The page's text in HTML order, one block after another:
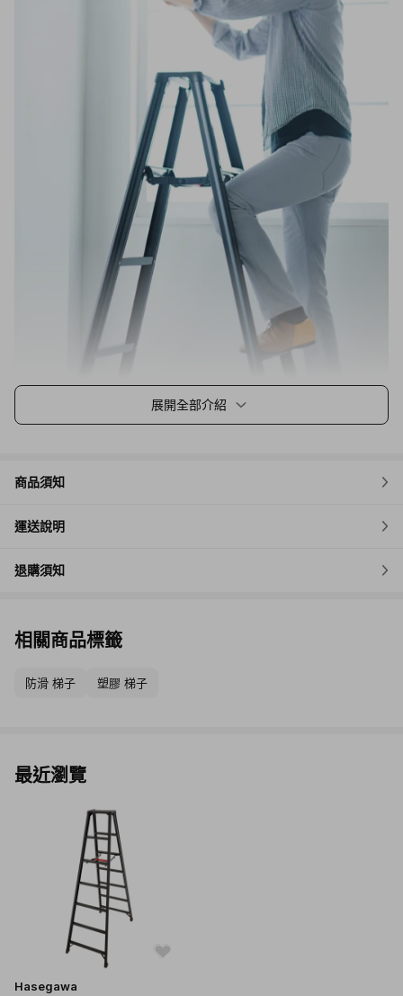
展開全部介紹
商品須知
運送說明
退購須知
相關商品標籤
防滑 梯子 塑膠 梯子
最近瀏覽
Hasegawa